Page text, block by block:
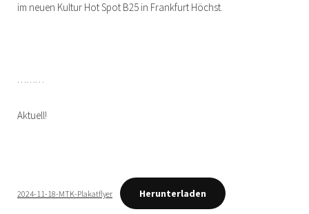
im neuen Kultur Hot Spot B25 in Frankfurt Höchst.
………
Aktuell!
2024-11-18-MTK-Plakatflyer Herunterladen